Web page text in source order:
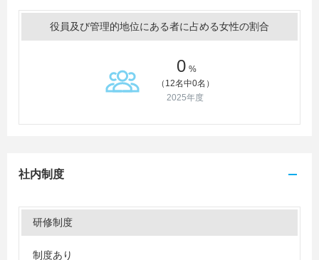
役員及び管理的地位にある者に占める女性の割合
0 %
（12名中0名）
2025年度
社内制度
研修制度
制度あり